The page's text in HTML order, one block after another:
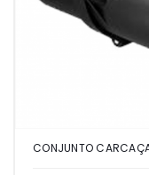
CONJUNTO